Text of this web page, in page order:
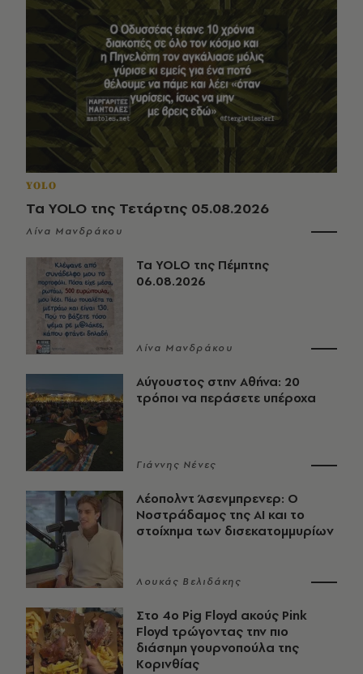
YOLO
Τα YOLO της Τετάρτης 05.08.2026
Λίνα Μανδράκου
Τα YOLO της Πέμπτης
06.08.2026
Λίνα Μανδράκου
Αύγουστος στην Αθήνα: 20
τρόποι να περάσετε υπέροχα
Γιάννης Νένες
Λέοπολντ Άσενμπρενερ: Ο
Νοστράδαμος της AI και το
στοίχημα των δισεκατομμυρίων
Λουκάς Βελιδάκης
Στο 4ο Pig Floyd ακούς Pink
Floyd τρώγοντας την πιο
διάσημη γουρνοπούλα της
Κορινθίας